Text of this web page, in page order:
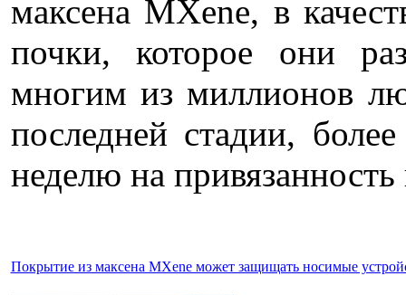
максена MXene, в
почки, которое они
многим из миллионов
последней стадии,
неделю на
Покрытие из максена MXene может защищать носимые